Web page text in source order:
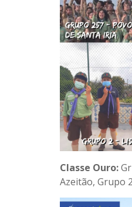
Classe Ouro:
Azeitão, Grupo